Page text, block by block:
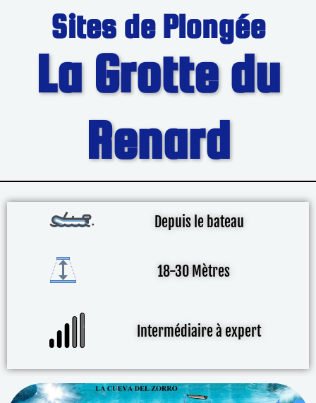
Sites de Plongée
La Grotte du
Renard
Depuis le bateau
18-30 Mètres
Intermédiaire à expert